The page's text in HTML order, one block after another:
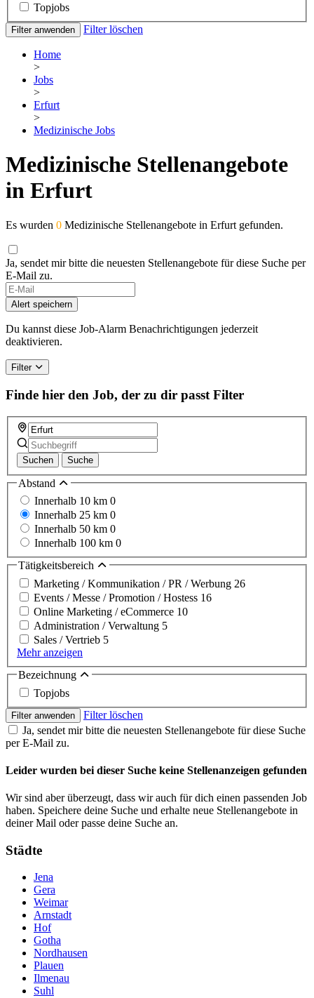
Topjobs
Filter anwenden Filter löschen
Home
>
Jobs
>
Erfurt
>
Medizinische Jobs
Medizinische Stellenangebote
in Erfurt
Es wurden 0 Medizinische Stellenangebote in Erfurt gefunden.
Ja, sendet mir bitte die neuesten Stellenangebote für diese Suche per
E-Mail zu.
If
you
are
a
human,
this
field
Alert speichern
Du kannst diese Job-Alarm Benachrichtigungen jederzeit
deaktivieren.
Filter
Finde hier den Job, der zu dir passt Filter
Suchen Suche
Abstand
Innerhalb 10 km 0
Innerhalb 25 km 0
Innerhalb 50 km 0
Innerhalb 100 km 0
Tätigkeitsbereich
Marketing / Kommunikation / PR / Werbung 26
Events / Messe / Promotion / Hostess 16
Online Marketing / eCommerce 10
Administration / Verwaltung 5
Sales / Vertrieb 5
Mehr anzeigen
Bezeichnung
Topjobs
Filter anwenden
Filter löschen
Ja, sendet mir bitte die neuesten Stellenangebote für diese Suche
per E-Mail zu.
Leider wurden bei dieser Suche keine Stellenanzeigen gefunden
Wir sind aber überzeugt, dass wir auch für dich einen passenden Job
haben. Speichere deine Suche und erhalte neue Stellenangebote in
deiner Mail oder passe deine Suche an.
Städte
Jena
Gera
Weimar
Arnstadt
Hof
Gotha
Nordhausen
Plauen
Ilmenau
Suhl